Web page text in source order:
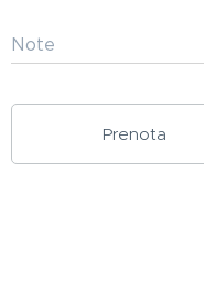
Note
Prenota